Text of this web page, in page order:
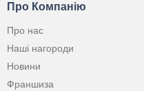
Про Компанію
Про нас
Наші нагороди
Новини
Франшиза